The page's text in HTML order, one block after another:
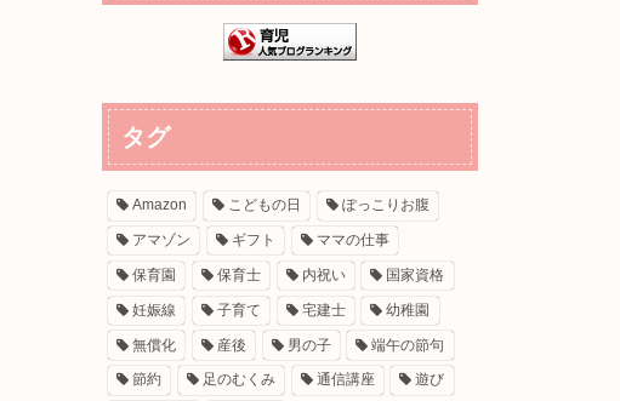
タグ
Amazon こどもの日 ぽっこりお腹
アマゾン ギフト ママの仕事
保育園 保育士 内祝い 国家資格
妊娠線 子育て 宅建士 幼稚園
無償化 産後 男の子 端午の節句
節約 足のむくみ 通信講座 遊び